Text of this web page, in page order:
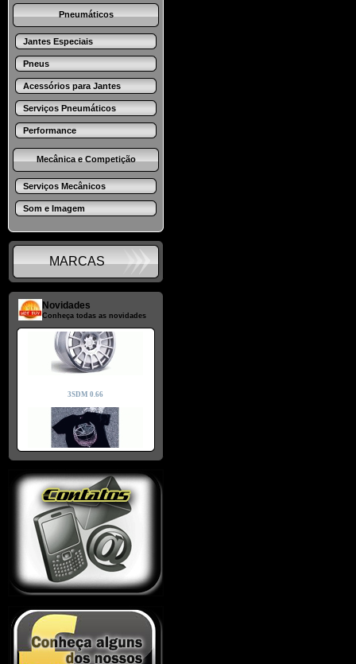
Pneumáticos
Jantes Especiais
Pneus
Acessórios para Jantes
Serviços Pneumáticos
Performance
Mecânica e Competição
Serviços Mecânicos
Som e Imagem
MARCAS
Novidades
Conheça todas as novidades